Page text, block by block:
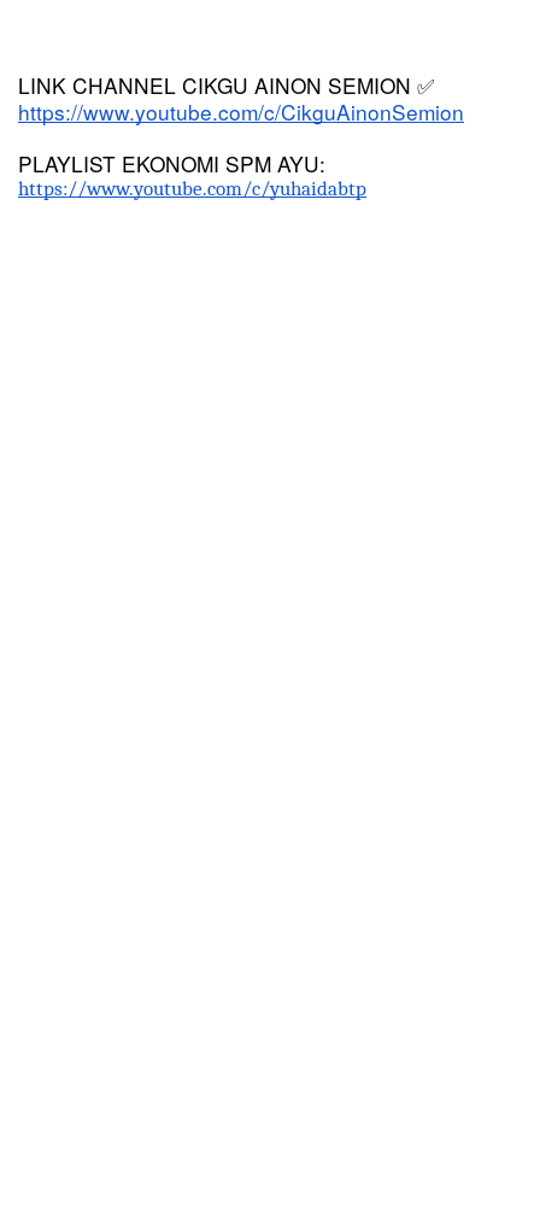
LINK CHANNEL CIKGU AINON SEMION ✅
https://www.youtube.com/c/CikguAinonSemion
PLAYLIST EKONOMI SPM AYU:
https://www.youtube.com/c/yuhaidabtp